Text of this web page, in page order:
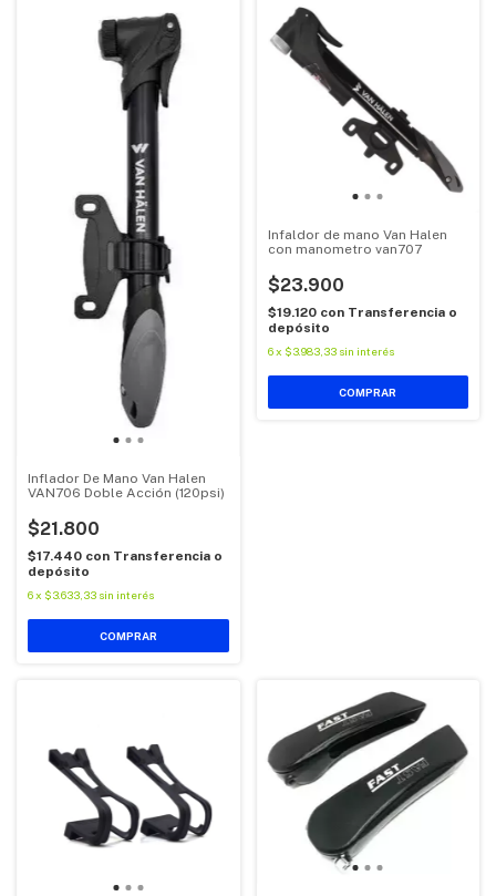
Inflador De Mano Van Halen
VAN706 Doble Acción (120psi)
$21.800
$17.440 con Transferencia o
depósito
6x $3.633,33 sin interés
Infaldor de mano Van Halen
con manometro van707
$23.900
$19.120 con Transferencia o
depósito
6 x $3.983,33 sin interés